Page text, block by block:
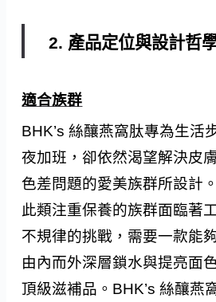
2. 產品定位與設計哲
適合族群
BHK’s 絲釀燕窩肽專為生活
夜加班，卻依然渴望解決皮
色差問題的愛美族群所設計。
此類注重保養的族群面臨著
不規律的挑戰，需要一款能
由內而外深層鎖水與提亮面
頂級滋補品。BHK’s 絲釀燕